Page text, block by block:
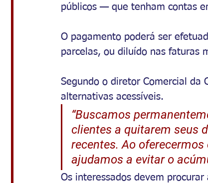
públicos — que tenham contas
O pagamento poderá ser
parcelas, ou diluído nas faturas
Segundo o diretor Comercial da
alternativas acessíveis.
“Buscamos
clientes a quitarem seus
recentes. Ao
ajudamos a evitar o
Os interessados devem procurar